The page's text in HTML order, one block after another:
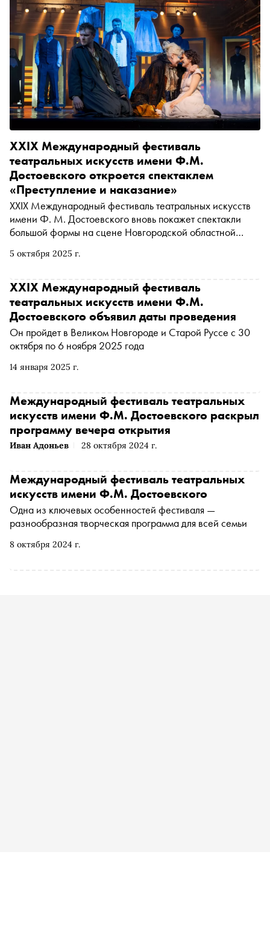
5 октября 2025 г.
XXIX Международный фестиваль
театральных искусств имени Ф.М.
Достоевского откроется спектаклем
«Преступление и наказание»
XXIX Международный фестиваль театральных искусств
имени Ф. М. Достоевского вновь покажет спектакли
большой формы на сцене Новгородской областной
откроется спектаклем Московского драматического
режиссёра Антона Яковлева
14 января 2025 г.
XXIX Международный фестиваль
театральных искусств имени Ф.М.
Достоевского объявил даты проведения
Он пройдет в Великом Новгороде и Старой Руссе с 30
октября по 6 ноября 2025 года
Иван Адоньев 28 октября 2024 г.
Международный фестиваль театральных
искусств имени Ф.М. Достоевского раскрыл
программу вечера открытия
8 октября 2024 г.
Международный фестиваль театральных
искусств имени Ф.М. Достоевского
Одна из ключевых особенностей фестиваля —
разнообразная творческая программа для всей семьи